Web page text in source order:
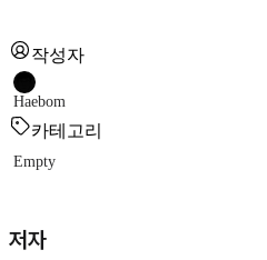
작성자
Haebom
카테고리
Empty
저자